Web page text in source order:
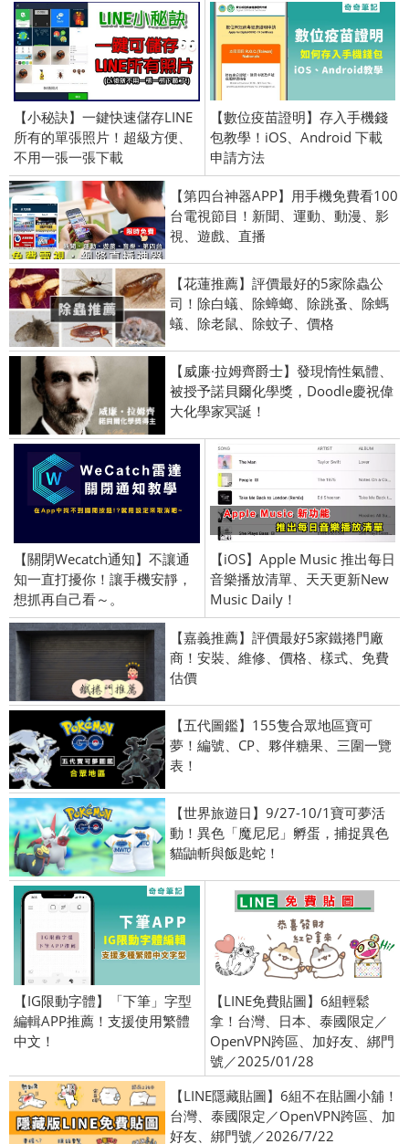
【小秘訣】一鍵快速儲存LINE
所有的單張照片！超級方便、
不用一張一張下載
【數位疫苗證明】存入手機錢
包教學！iOS、Android 下載
申請方法
【第四台神器APP】用手機免費看100
台電視節目！新聞、運動、動漫、影
視、遊戲、直播
【花蓮推薦】評價最好的5家除蟲公
司！除白蟻、除蟑螂、除跳蚤、除螞
蟻、除老鼠、除蚊子、價格
【威廉·拉姆齊爵士】發現惰性氣體、
被授予諾貝爾化學獎，Doodle慶祝偉
大化學家冥誕！
【關閉Wecatch通知】不讓通
知一直打擾你！讓手機安靜，
想抓再自己看～。
【iOS】Apple Music 推出每日
音樂播放清單、天天更新New
Music Daily！
【嘉義推薦】評價最好5家鐵捲門廠
商！安裝、維修、價格、樣式、免費
估價
【五代圖鑑】155隻合眾地區寶可
夢！編號、CP、夥伴糖果、三圍一覽
表！
【世界旅遊日】9/27-10/1寶可夢活
動！異色「魔尼尼」孵蛋，捕捉異色
貓鼬斬與飯匙蛇！
【IG限動字體】「下筆」字型
編輯APP推薦！支援使用繁體
中文！
【LINE免費貼圖】6組輕鬆
拿！台灣、日本、泰國限定／
OpenVPN跨區、加好友、綁門
號／2025/01/28
【LINE隱藏貼圖】6組不在貼圖小舖！
台灣、泰國限定／OpenVPN跨區、加
好友、綁門號／2026/7/22